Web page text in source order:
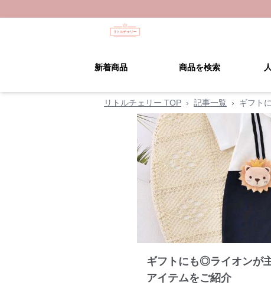
新着商品 商品を検索
リトルチェリー TOP › 記事一覧 › ギフト
ギフトにも◎ライオンが
アイテムをご紹介